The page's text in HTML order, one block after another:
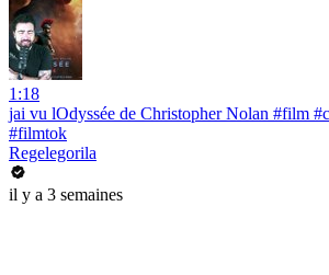
1:18
jai vu lOdyssée de Christopher Nolan #film
#filmtok
Regelegorila
il y a 3 semaines